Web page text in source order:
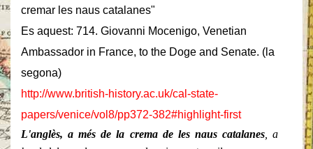
cremar les naus catalanes"
Es aquest: 714. Giovanni Mocenigo, Venetian
Ambassador in France, to the Doge and Senate. (la
segona)
http://www.british-history.ac.uk/cal-state-
papers/venice/vol8/pp372-382#highlight-first
L'anglès, a més de la crema de les naus catalanes, a